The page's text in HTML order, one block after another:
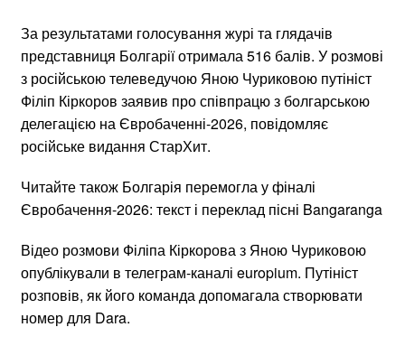
За результатами голосування журі та глядачів
представниця Болгарії отримала 516 балів. У розмові
з російською телеведучою Яною Чуриковою путініст
Філіп Кіркоров заявив про співпрацю з болгарською
делегацією на Євробаченні-2026, повідомляє
російське видання СтарХит.
Читайте також Болгарія перемогла у фіналі
Євробачення-2026: текст і переклад пісні Bangaranga
Відео розмови Філіпа Кіркорова з Яною Чуриковою
опублікували в телеграм-каналі europium. Путініст
розповів, як його команда допомагала створювати
номер для Dara.